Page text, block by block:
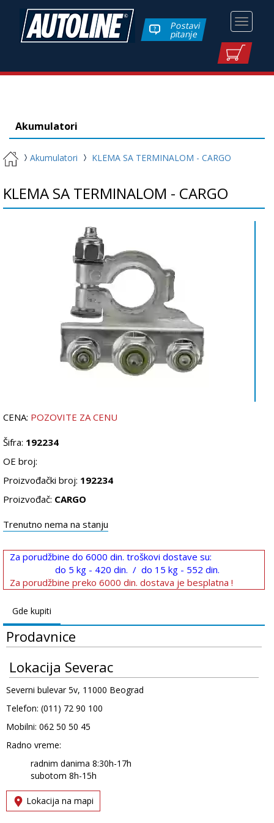
Toggle
Postavi
pitanje
Akumulatori
Akumulatori KLEMA SA TERMINALOM - CARGO
KLEMA SA TERMINALOM - CARGO
CENA: POZOVITE ZA CENU
Šifra: 192234
OE broj:
Proizvođački broj: 192234
Proizvođač: CARGO
Trenutno nema na stanju
Za porudžbine do 6000 din. troškovi dostave su:
do 5 kg - 420 din. / do 15 kg - 552 din.
Za porudžbine preko 6000 din. dostava je besplatna !
Gde kupiti
Prodavnice
Lokacija Severac
Severni bulevar 5v, 11000 Beograd
Telefon: (011) 72 90 100
Mobilni: 062 50 50 45
Radno vreme:
radnim danima 8:30h-17h
subotom 8h-15h
Lokacija na mapi